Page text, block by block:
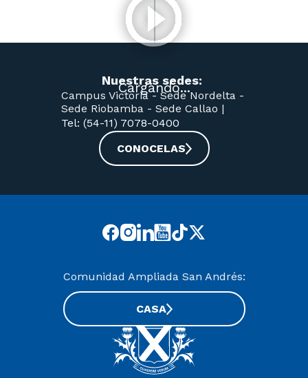
Nuestras sedes:
Campus Victoria -Sede Nordelta -
Sede Riobamba - Sede Callao |
Tel: (54-11) 7078-0400
CONOCELAS
Comunidad Ampliada San Andrés:
CASA